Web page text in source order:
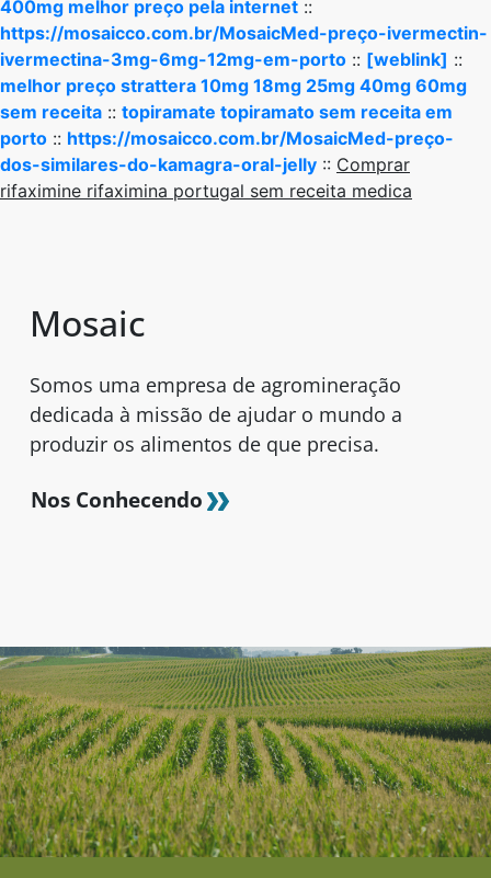
400mg melhor preço pela internet ::
https://mosaicco.com.br/MosaicMed-preço-ivermectin-
ivermectina-3mg-6mg-12mg-em-porto :: [weblink] ::
melhor preço strattera 10mg 18mg 25mg 40mg 60mg
sem receita :: topiramate topiramato sem receita em
porto :: https://mosaicco.com.br/MosaicMed-preço-
dos-similares-do-kamagra-oral-jelly :: Comprar
rifaximine rifaximina portugal sem receita medica
Mosaic
Somos uma empresa de agromineração
dedicada à missão de ajudar o mundo a
produzir os alimentos de que precisa.
Nos Conhecendo